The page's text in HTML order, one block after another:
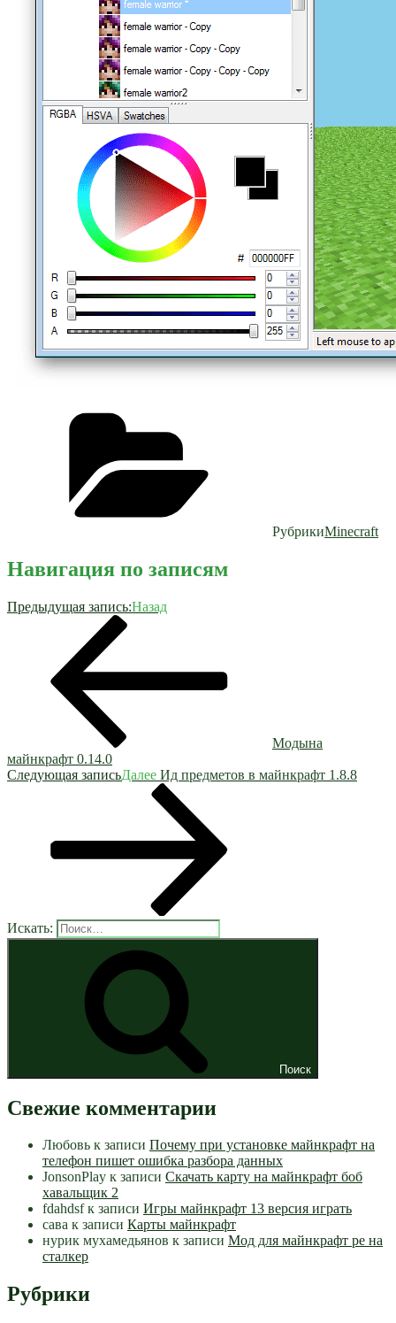
РубрикиMinecraft
Навигация по записям
Предыдущая запись:Назад
Модына
майнкрафт 0.14.0
Следующая записьДалее Ид предметов в майнкрафт 1.8.8
Искать:
Поиск
Свежие комментарии
Любовь к записи Почему при установке майнкрафт на
телефон пишет ошибка разбора данных
JonsonPlay к записи Скачать карту на майнкрафт боб
хавальщик 2
fdahdsfк записи Игры майнкрафт 13 версия играть
сава к записи Карты майнкрафт
нурик мухамедьянов к записи Мод для майнкрафт pe на
сталкер
Рубрики